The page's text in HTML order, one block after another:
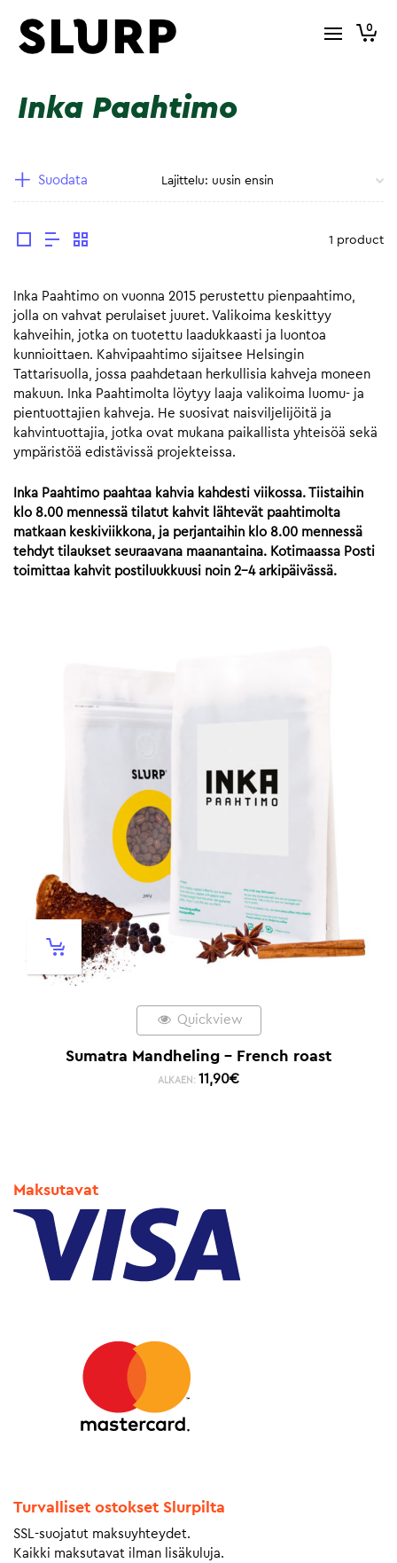
0
Inka Paahtimo
Suodata
1 product
Inka Paahtimo on vuonna 2015 perustettu pienpaahtimo,
jolla on vahvat perulaiset juuret. Valikoima keskittyy
kahveihin, jotka on tuotettu laadukkaasti ja luontoa
kunnioittaen. Kahvipaahtimo sijaitsee Helsingin
Tattarisuolla, jossa paahdetaan herkullisia kahveja moneen
makuun. Inka Paahtimolta löytyy laaja valikoima luomu- ja
pientuottajien kahveja. He suosivat naisviljelijöitä ja
kahvintuottajia, jotka ovat mukana paikallista yhteisöä sekä
ympäristöä edistävissä projekteissa.
Inka Paahtimo paahtaa kahvia kahdesti viikossa. Tiistaihin
klo 8.00 mennessä tilatut kahvit lähtevät paahtimolta
matkaan keskiviikkona, ja perjantaihin klo 8.00 mennessä
tehdyt tilaukset seuraavana maanantaina. Kotimaassa Posti
toimittaa kahvit postiluukkuusi noin 2-4 arkipäivässä.
Quickview
Sumatra Mandheling – French roast
ALKAEN: 11,90€
Maksutavat
Turvalliset ostokset Slurpilta
SSL-suojatut maksuyhteydet.
Kaikki maksutavat ilman lisäkuluja.